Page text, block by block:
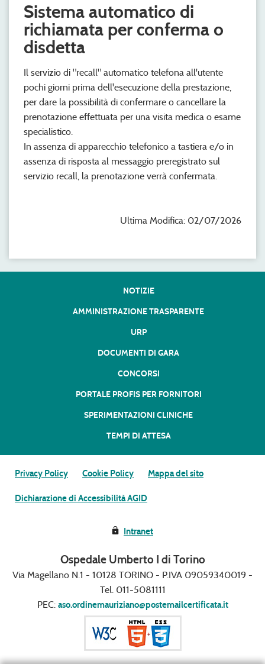
Sistema automatico di
richiamata per conferma o
disdetta
Il servizio di "recall" automatico telefona all'utente
pochi giorni prima dell'esecuzione della prestazione,
per dare la possibilità di confermare o cancellare la
prenotazione effettuata per una visita medica o esame
specialistico.
In assenza di apparecchio telefonico a tastiera e/o in
assenza di risposta al messaggio preregistrato sul
servizio recall, la prenotazione verrà confermata.
Ultima Modifica: 02/07/2026
NOTIZIE
AMMINISTRAZIONE TRASPARENTE
URP
DOCUMENTI DI GARA
CONCORSI
PORTALE PROFIS PER FORNITORI
SPERIMENTAZIONI CLINICHE
TEMPI DI ATTESA
Privacy Policy Cookie Policy Mappa del sito
Dichiarazione di Accessibilità AGID
Intranet
Ospedale Umberto I di Torino
Via Magellano N.1 - 10128 TORINO - P.IVA 09059340019 -
Tel. 011-5081111
PEC: aso.ordinemauriziano@postemailcertificata.it